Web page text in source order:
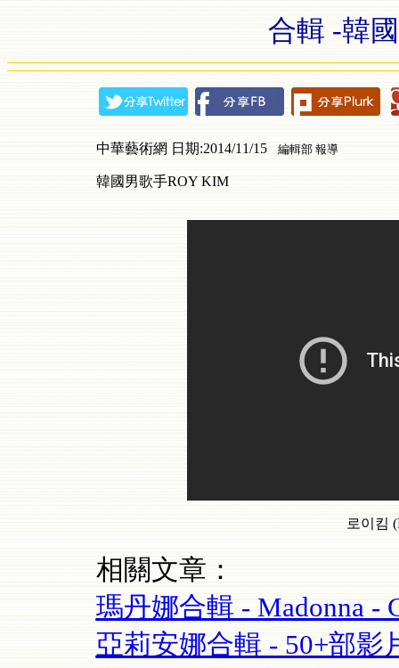
合輯 -韓
中華藝術網 日期:2014/11/15 編輯部 報導
韓國男歌手ROY KIM
로이킴
相關文章：
瑪丹娜合輯 - Madonna -
亞莉安娜合輯 - 50+部影